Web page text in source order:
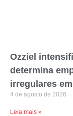
Ozziel
determina
irregulares
4 de agosto de 2026
Leia mais »